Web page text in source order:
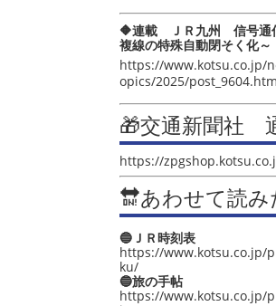
🔶連載 ＪＲ九州 信号通
複線の特殊自動閉そく化～
https://www.kotsu.co.jp/
opics/2025/
🎁交通新聞社
https://
🔛あわせて読み
🔵ＪＲ時刻表
https://www.kotsu.co.jp/
ku/
🔵旅の手帖
https://www.kotsu.co.jp/